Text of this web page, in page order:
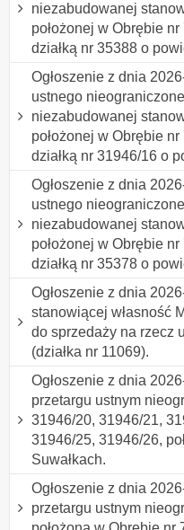
niezabudowanej
położonej w Obrębie
działką nr 35388 o
Ogłoszenie z dnia
ustnego
niezabudowanej
położonej w Obrębie
działką nr 31946/16 o
Ogłoszenie z dnia
ustnego
niezabudowanej
położonej w Obrębie
działką nr 35378 o
Ogłoszenie z dnia
stanowiącej własność
do sprzedaży na rzecz
(działka nr 11069).
Ogłoszenie z dnia
przetargu ustnym
31946/20, 31946/21,
31946/25, 31946/26,
Suwałkach.
Ogłoszenie z dnia
przetargu ustnym